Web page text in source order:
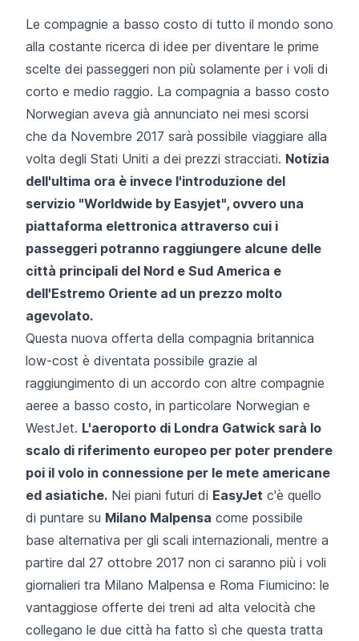
Le compagnie a basso costo di tutto il mondo sono
alla costante ricerca di idee per diventare le prime
scelte dei passeggeri non più solamente per i voli di
corto e medio raggio. La compagnia a basso costo
Norwegian aveva già annunciato nei mesi scorsi
che da Novembre 2017 sarà possibile viaggiare alla
volta degli Stati Uniti a dei prezzi stracciati. Notizia
dell'ultima ora è invece l'introduzione del
servizio "Worldwide by Easyjet", ovvero una
piattaforma elettronica attraverso cui i
passeggeri potranno raggiungere alcune delle
città principali del Nord e Sud America e
dell'Estremo Oriente ad un prezzo molto
agevolato.
Questa nuova offerta della compagnia britannica
low-cost è diventata possibile grazie al
raggiungimento di un accordo con altre compagnie
aeree a basso costo, in particolare Norwegian e
WestJet. L'aeroporto di Londra Gatwick sarà lo
scalo di riferimento europeo per poter prendere
poi il volo in connessione per le mete americane
ed asiatiche. Nei piani futuri di EasyJet c'è quello
di puntare su Milano Malpensa come possibile
base alternativa per gli scali internazionali, mentre a
partire dal 27 ottobre 2017 non ci saranno più i voli
giornalieri tra Milano Malpensa e Roma Fiumicino: le
vantaggiose offerte dei treni ad alta velocità che
collegano le due città ha fatto sì che questa tratta